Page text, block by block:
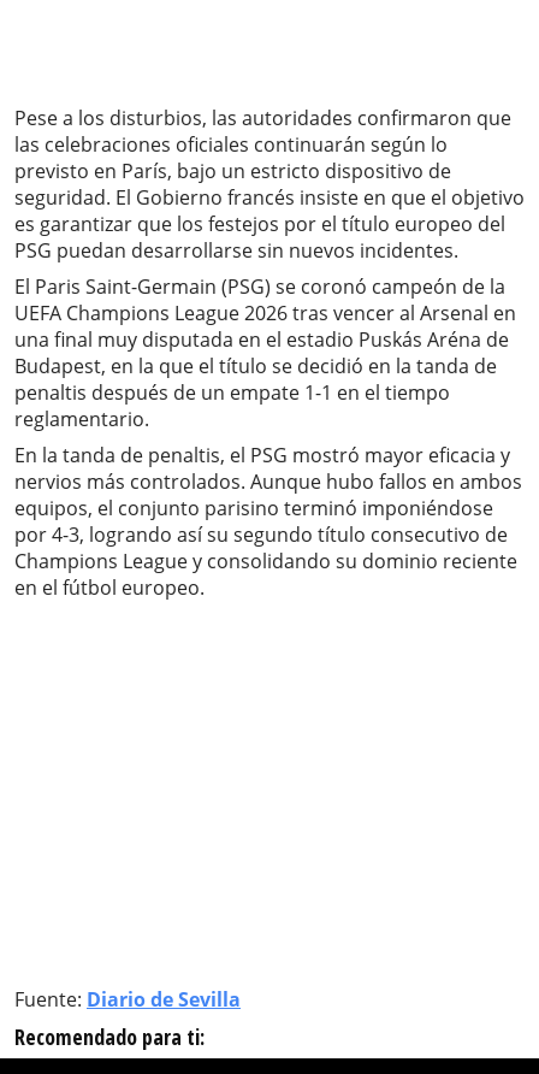
Pese a los disturbios, las autoridades confirmaron que
las celebraciones oficiales continuarán según lo
previsto en París, bajo un estricto dispositivo de
seguridad. El Gobierno francés insiste en que el objetivo
es garantizar que los festejos por el título europeo del
PSG puedan desarrollarse sin nuevos incidentes.
El Paris Saint-Germain (PSG) se coronó campeón de la
UEFA Champions League 2026 tras vencer al Arsenal en
una final muy disputada en el estadio Puskás Aréna de
Budapest, en la que el título se decidió en la tanda de
penaltis después de un empate 1-1 en el tiempo
reglamentario.
En la tanda de penaltis, el PSG mostró mayor eficacia y
nervios más controlados. Aunque hubo fallos en ambos
equipos, el conjunto parisino terminó imponiéndose
por 4-3, logrando así su segundo título consecutivo de
Champions League y consolidando su dominio reciente
en el fútbol europeo.
Fuente: Diario de Sevilla
Recomendado para ti: